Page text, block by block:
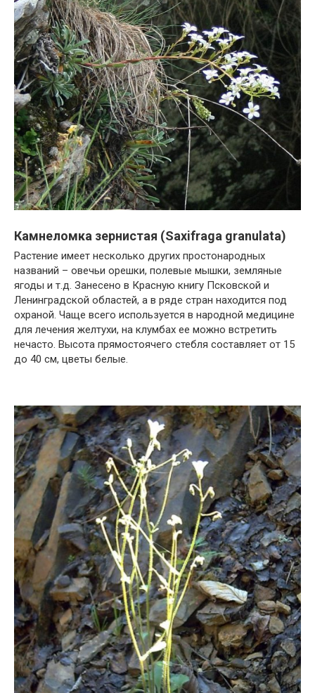
Камнеломка зернистая (Saxifraga granulata)
Растение имеет несколько других простонародных
названий – овечьи орешки, полевые мышки, земляные
ягоды и т.д. Занесено в Красную книгу Псковской и
Ленинградской областей, а в ряде стран находится под
охраной. Чаще всего используется в народной медицине
для лечения желтухи, на клумбах ее можно встретить
нечасто. Высота прямостоячего стебля составляет от 15
до 40 см, цветы белые.